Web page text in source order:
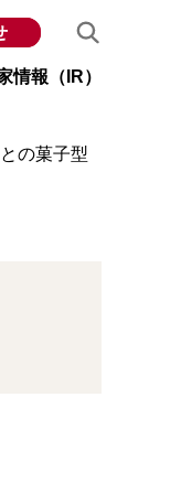
情報（IR）
の菓子型